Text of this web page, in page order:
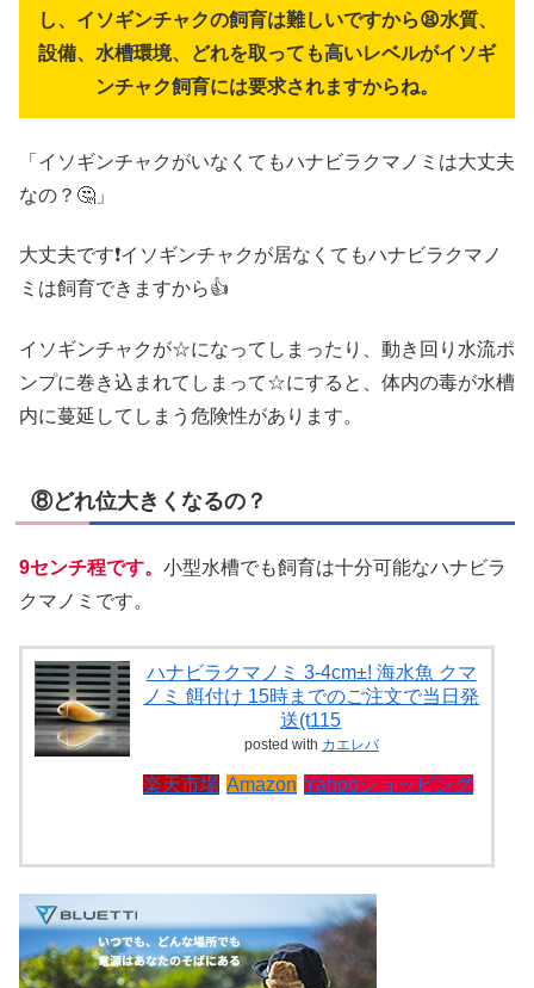
し、イソギンチャクの飼育は難しいですから😫水質、
設備、水槽環境、どれを取っても高いレベルがイソギ
ンチャク飼育には要求されますからね。
「イソギンチャクがいなくてもハナビラクマノミは大丈夫
なの？🤔」
大丈夫です❗イソギンチャクが居なくてもハナビラクマノ
ミは飼育できますから👍
イソギンチャクが☆になってしまったり、動き回り水流ポ
ンプに巻き込まれてしまって☆にすると、体内の毒が水槽
内に蔓延してしまう危険性があります。
⑧どれ位大きくなるの？
9センチ程です。 小型水槽でも飼育は十分可能なハナビラ
クマノミです。
ハナビラクマノミ 3-4cm±! 海水魚 クマ
ノミ 餌付け 15時までのご注文で当日発
送(t115
posted with カエレバ
楽天市場 Amazon Yahooショッピング